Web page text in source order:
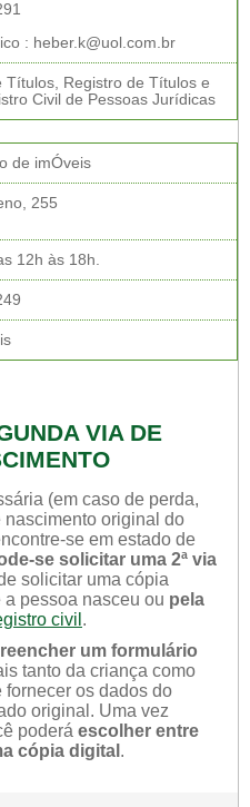
: heber.k@uol.com.br
Títulos, Registro de Títulos e
Civil de Pessoas Jurídicas
de imÓveis
255
12h às 18h.
VIA DE
(em caso de perda,
nascimento original do
se em estado de
se solicitar uma 2ª via
solicitar uma cópia
pessoa nasceu ou pela
civil .
um formulário
tanto da criança como
fornecer os dados do
original. Uma vez
poderá escolher entre
cópia digital .